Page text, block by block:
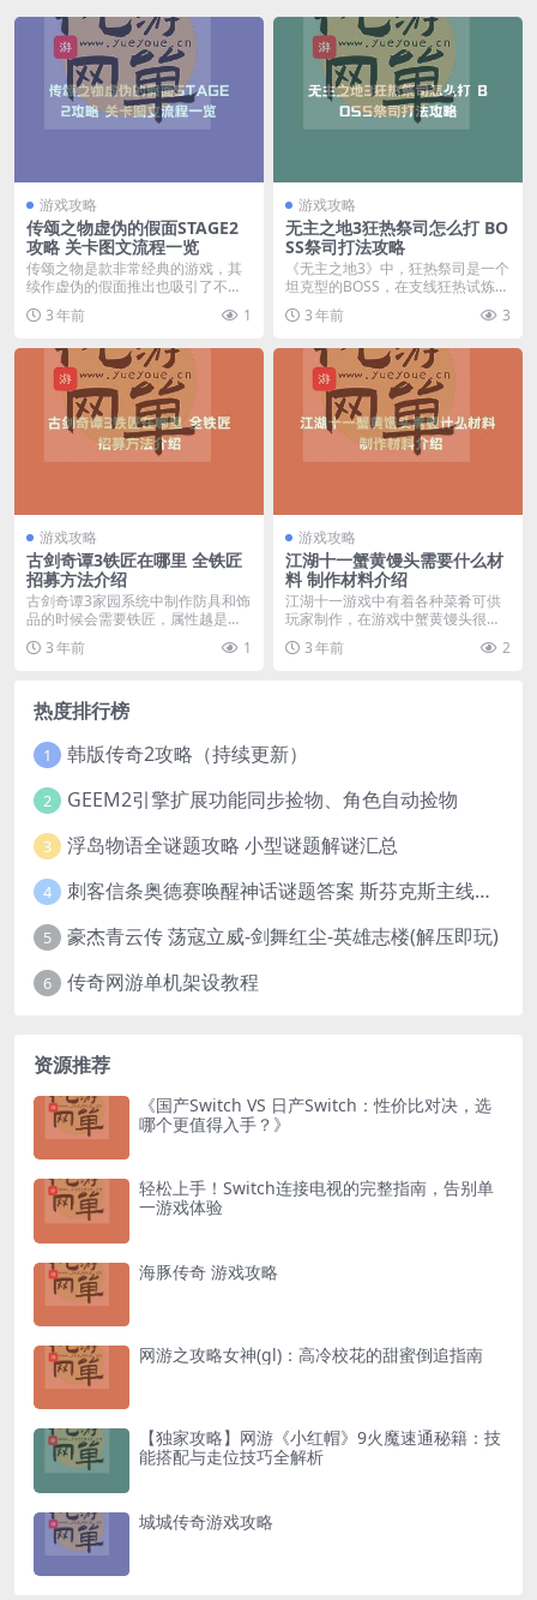
游戏攻略
传颂之物虚伪的假面STAGE2
攻略 关卡图文流程一览
传颂之物是款非常经典的游戏，其
续作虚伪的假面推出也吸引了不少
玩家的关注，下面我们...
3 年前 1
游戏攻略
无主之地3狂热祭司怎么打 BO
SS祭司打法攻略
《无主之地3》中，狂热祭司是一个
坦克型的BOSS，在支线狂热试炼中
需要击败它，属...
3 年前 3
游戏攻略
古剑奇谭3铁匠在哪里 全铁匠
招募方法介绍
古剑奇谭3家园系统中制作防具和饰
品的时候会需要铁匠，属性越是好
的装备，则需要能力...
3 年前 1
游戏攻略
江湖十一蟹黄馒头需要什么材
料 制作材料介绍
江湖十一游戏中有着各种菜肴可供
玩家制作，在游戏中蟹黄馒头很多
玩家不知道制作方法。...
3 年前 2
热度排行榜
1 韩版传奇2攻略（持续更新）
2 GEEM2引擎扩展功能同步捡物、角色自动捡物
3 浮岛物语全谜题攻略 小型谜题解谜汇总
4 刺客信条奥德赛唤醒神话谜题答案 斯芬克斯主线攻略
5 豪杰青云传 荡寇立威-剑舞红尘-英雄志楼(解压即玩)
6 传奇网游单机架设教程
资源推荐
《国产Switch VS 日产Switch：性价比对决，选
哪个更值得入手？》
轻松上手！Switch连接电视的完整指南，告别单
一游戏体验
海豚传奇 游戏攻略
网游之攻略女神(gl)：高冷校花的甜蜜倒追指南
【独家攻略】网游《小红帽》9火魔速通秘籍：技
能搭配与走位技巧全解析
城城传奇游戏攻略